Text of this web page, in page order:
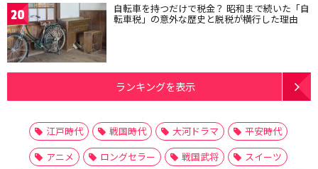
20 自転車を持つだけで税金？ 昭和まで続いた「自
転車税」の意外な歴史と脱税が横行した理由
ランキングを表示
江戸時代 戦国時代 大河ドラマ
平安時代
アニメ
ロングセラー 戦国武将
スイーツ